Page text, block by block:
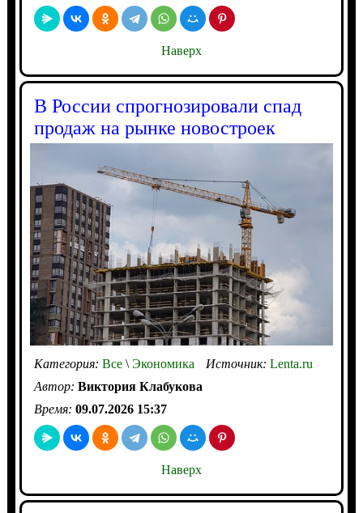
Наверх
В России спрогнозировали спад
продаж на рынке новостроек
Категория: Все\Экономика Источник: Lenta.ru
Автор: Виктория Клабукова
Время: 09.07.2026 15:37
Наверх